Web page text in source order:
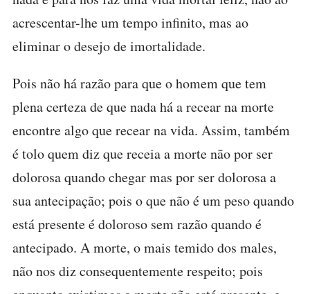
acrescentar-lhe um tempo infinito, mas ao
eliminar o desejo de imortalidade.
Pois não há razão para que o homem que tem
plena certeza de que nada há a recear na morte
encontre algo que recear na vida. Assim, também
é tolo quem diz que receia a morte não por ser
dolorosa quando chegar mas por ser dolorosa a
sua antecipação; pois o que não é um peso quando
está presente é doloroso sem razão quando é
antecipado. A morte, o mais temido dos males,
não nos diz consequentemente respeito; pois